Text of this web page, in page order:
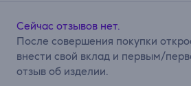
Сейчас отзывов нет.
После совершения покупки
внести свой вклад и первым/
отзыв об изделии.